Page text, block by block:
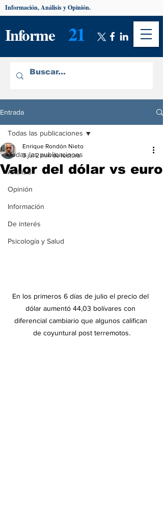
Informe 21
Información, Análisis y Opinión.
Entrada
Todas las publicaciones
Análisis
Opinión
Información
De interés
Psicología y Salud
Todas las publicaciones
Valor del dólar vs euro
Enrique Rondón Nieto
3 jul 2 min de lectura
En los primeros 6 días de julio el precio del
dólar aumentó 44,03 bolívares con
diferencial cambiario que algunos califican
de coyuntural post terremotos.